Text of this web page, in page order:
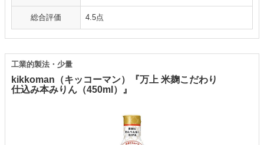
総合評価 4.5点
kikkoman（キッコーマン）『万上 米麹こだわり
仕込み本みりん（450ml）』
工業的製法・少量